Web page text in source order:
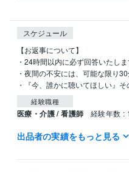
スケジュール
【お返事について】
・24時間以内に必ず回答いたしま
・夜間の不安には、可能な限り
・『今、誰かに聴いてほしい』そ
経験職種
医療・介護 / 看護師 経験年数 :
資格・検定
メンタル心理カウンセラー 取
出品者の実績をもっと見る